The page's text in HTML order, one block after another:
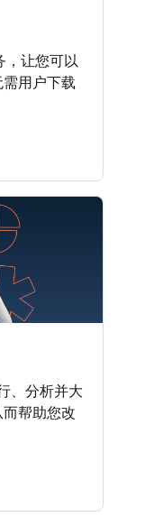
，让您可以
用户下载
、分析并大
帮助您改